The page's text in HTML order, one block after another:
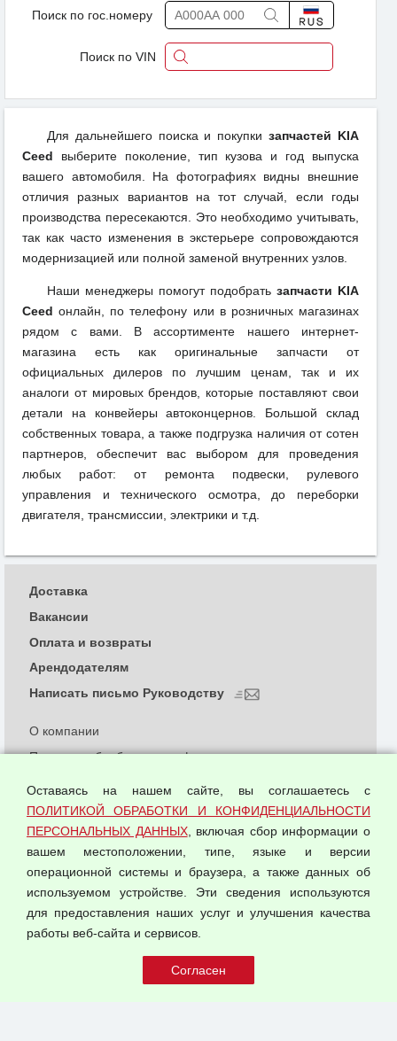
Поиск по гос.номеру
Поиск по VIN
Для дальнейшего поиска и покупкизапчастей KIA
Ceed выберите поколение, тип кузова и год выпуска
вашего автомобиля. На фотографиях видны внешние
отличия разных вариантов на тот случай, если годы
производства пересекаются. Это необходимо учитывать,
так как часто изменения в экстерьере сопровождаются
модернизацией или полной заменой внутренних узлов.
Наши менеджеры помогут подобрать запчасти KIA
Ceed онлайн, по телефону или в розничных магазинах
рядом с вами. В ассортименте нашего интернет-
магазина есть как оригинальные запчасти от
официальных дилеров по лучшим ценам, так и их
аналоги от мировых брендов, которые поставляют свои
детали на конвейеры автоконцернов. Большой склад
собственных товара, а также подгрузка наличия от сотен
партнеров, обеспечит вас выбором для проведения
любых работ: от ремонта подвески, рулевого
управления и технического осмотра, до переборки
двигателя, трансмиссии, электрики и т.д.
© 2026 ООО "Феникс"
О компании
Политика обработки и конфиденциальности
Согласием на обработку персональных данных
Оферта оптовой купли-продажи
Публичная оферта
Доставка
Вакансии
Оплата и возвраты
Арендодателям
Написать письмо Руководству
Оставаясь на нашем сайте, вы соглашаетесь с
ПОЛИТИКОЙ ОБРАБОТКИ И КОНФИДЕНЦИАЛЬНОСТИ
ПЕРСОНАЛЬНЫХ ДАННЫХ, включая сбор информации о
вашем местоположении, типе, языке и версии
операционной системы и браузера, а также данных об
используемом устройстве. Эти сведения используются
для предоставления наших услуг и улучшения качества
работы веб-сайта и сервисов.